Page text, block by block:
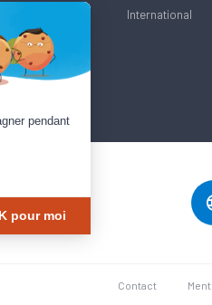
International
Contact
pendant
pour moi
en garantissant la conformité